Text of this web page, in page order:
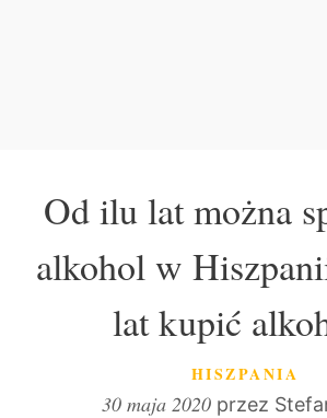
Od ilu lat można
alkohol w
lat kupić
KATEGORIE
HISZPANIA
30 maja 2020 przez